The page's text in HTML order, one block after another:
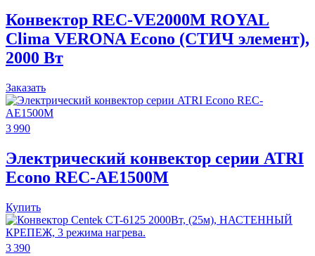
Конвектор REC-VE2000M ROYAL
Clima VERONA Econo (СТИЧ элемент),
2000 Вт
Заказать
3 990
Электрический конвектор серии ATRI
Econo REC-AE1500M
Купить
3 390